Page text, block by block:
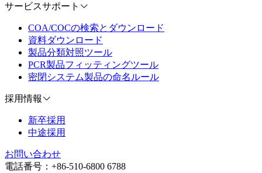
サービスサポート
COA/COCの検索とダウンロード
資料ダウンロード
製品分類対照ツール
PCR製品フィッティングツール
密閉システム製品の命名ルール
採用情報
新卒採用
中途採用
お問い合わせ
電話番号：+86-510-6800 6788